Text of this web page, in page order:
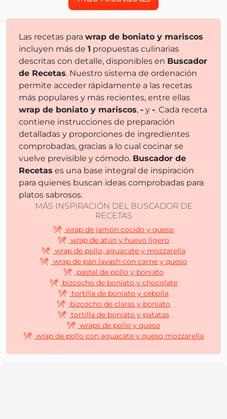
Las recetas para wrap de boniato y mariscos
incluyen más de 1 propuestas culinarias
descritas con detalle, disponibles en Buscador
de Recetas. Nuestro sistema de ordenación
permite acceder rápidamente a las recetas
más populares y más recientes, entre ellas
wrap de boniato y mariscos, - y -. Cada receta
contiene instrucciones de preparación
detalladas y proporciones de ingredientes
comprobadas, gracias a lo cual cocinar se
vuelve previsible y cómodo. Buscador de
Recetas es una base integral de inspiración
para quienes buscan ideas comprobadas para
platos sabrosos.
MÁS INSPIRACIÓN DEL BUSCADOR DE
RECETAS
wrap de jamón cocido y queso
wrap de atún y huevo ligero
wrap de pollo, aguacate y mozzarella
wrap de pan lavash con carne y queso
pastel de pollo y boniato
bizcocho de boniato y chocolate
tortilla de boniato y cebolla
bizcocho de claras y boniato
tortilla de boniato y patatas
wraps de pollo y queso
wrap de pollo con aguacate y queso mozzarella